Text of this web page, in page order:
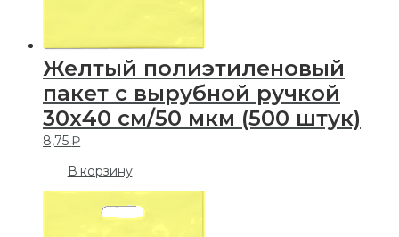
Желтый полиэтиленовый
пакет с вырубной ручкой
30х40 см/50 мкм (500 штук)
8,75₽
В корзину